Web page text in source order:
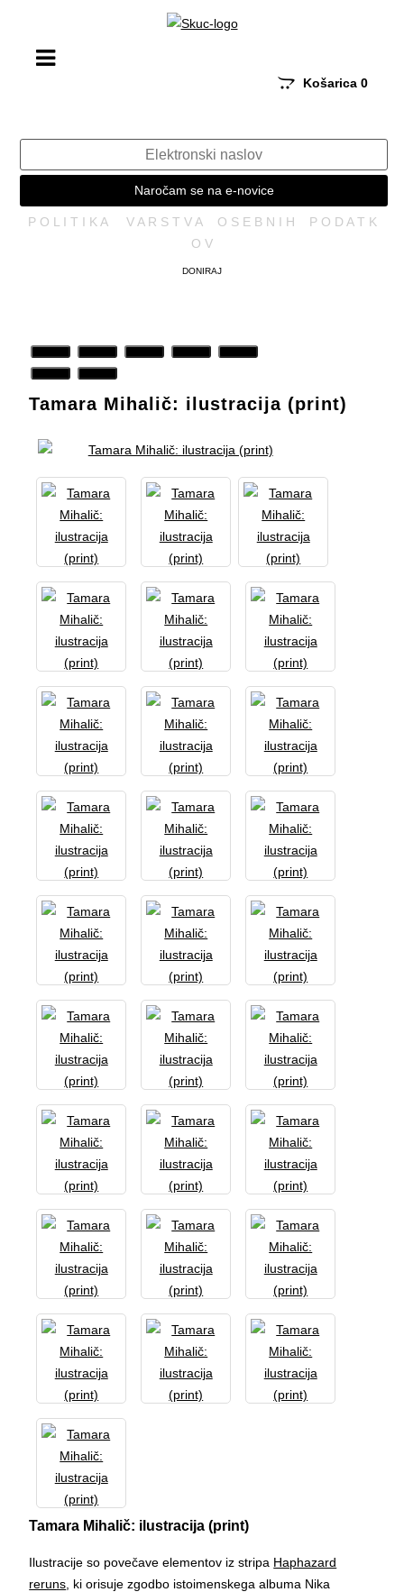
Košarica 0
Naročam se na e-novice
P O L I T I K A V A R S T V A O S E B N I H P O D A T K
O V
DONIRAJ
Tamara Mihalič: ilustracija (print)
Tamara Mihalič: ilustracija (print)
Ilustracije so povečave elementov iz stripa Haphazard
reruns , ki orisuje zgodbo istoimenskega albuma Nika